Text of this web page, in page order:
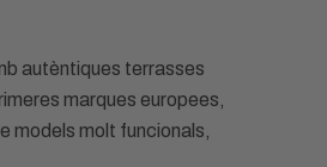
autèntiques terrasses
marques europees,
models molt funcionals,